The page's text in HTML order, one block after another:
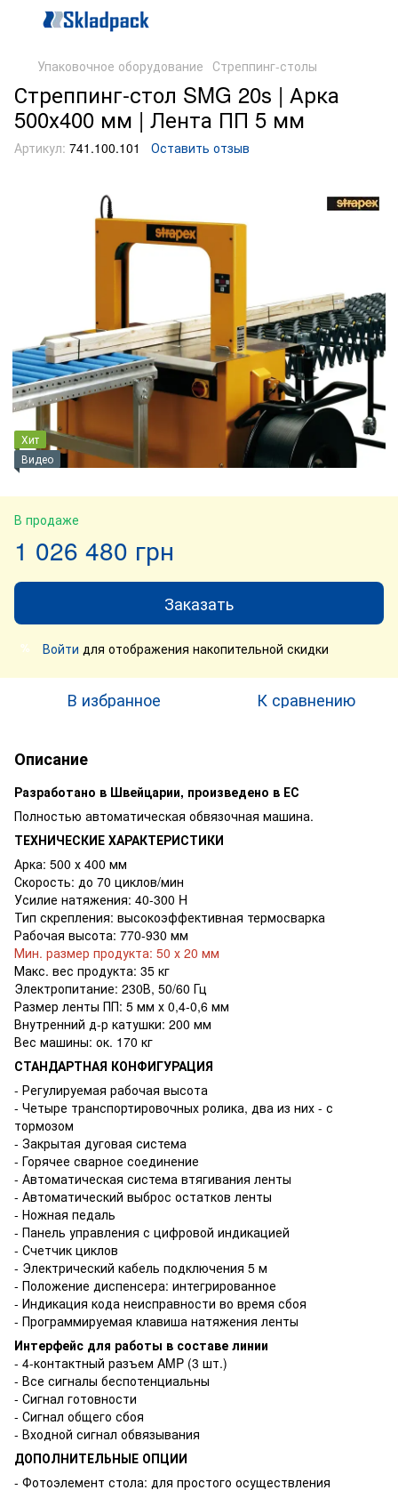
Упаковочное оборудование Стреппинг-столы
Стреппинг-стол SMG 20s | Арка
500х400 мм | Лента ПП 5 мм
Артикул: 741.100.101 Оставить отзыв
Хит
Видео
В продаже
1 026 480 грн
Заказать
% Войти для отображения накопительной скидки
В избранное К сравнению
Описание
Разработано в Швейцарии, произведено в ЕС
Полностью автоматическая обвязочная машина.
ТЕХНИЧЕСКИЕ ХАРАКТЕРИСТИКИ
Арка: 500 х 400 мм
Скорость: до 70 циклов/мин
Усилие натяжения: 40-300 H
Тип скрепления: высокоэффективная термосварка
Рабочая высота: 770-930 мм
Мин. размер продукта: 50 х 20 мм
Макс. вес продукта: 35 кг
Электропитание: 230В, 50/60 Гц
Размер ленты ПП: 5 мм х 0,4-0,6 мм
Внутренний д-р катушки: 200 мм
Вес машины: ок. 170 кг
СТАНДАРТНАЯ КОНФИГУРАЦИЯ
- Регулируемая рабочая высота
- Четыре транспортировочных ролика, два из них - с
тормозом
- Закрытая дуговая система
- Горячее сварное соединение
- Автоматическая система втягивания ленты
- Автоматический выброс остатков ленты
- Ножная педаль
- Панель управления с цифровой индикацией
- Счетчик циклов
- Электрический кабель подключения 5 м
- Положение диспенсера: интегрированное
- Индикация кода неисправности во время сбоя
- Программируемая клавиша натяжения ленты
Интерфейс для работы в составе линии
- 4-контактный разъем AMP (3 шт.)
- Все сигналы беспотенциальны
- Сигнал готовности
- Сигнал общего сбоя
- Входной сигнал обвязывания
ДОПОЛНИТЕЛЬНЫЕ ОПЦИИ
- Фотоэлемент стола: для простого осуществления